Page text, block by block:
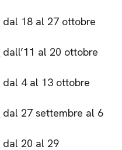
dal 18 al 27 ottobre
dall’11 al 20 ottobre
dal 4 al 13 ottobre
dal 27 settembre al 6
dal 20 al 29